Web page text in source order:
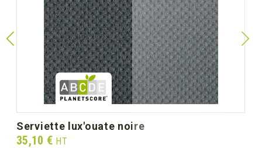
serviette lux'ouate noire
Prix
35,10 € HT